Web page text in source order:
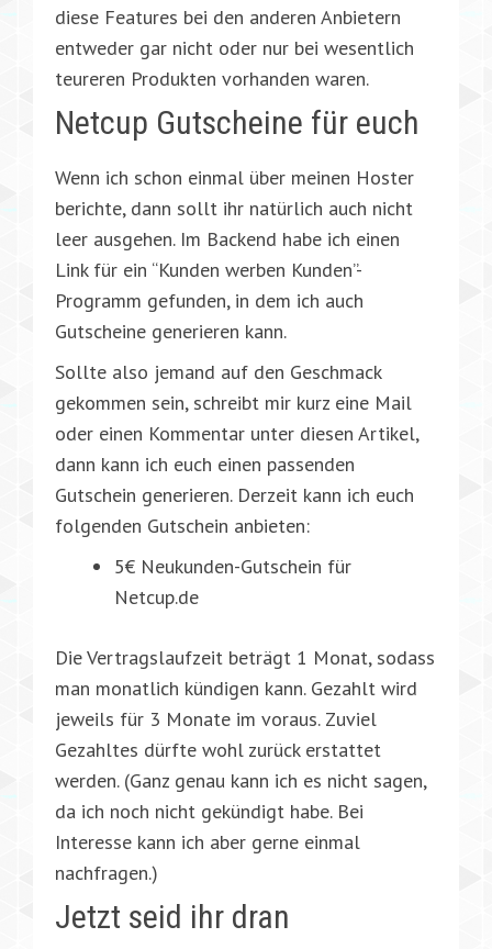
diese Features bei den anderen Anbietern
entweder gar nicht oder nur bei wesentlich
teureren Produkten vorhanden waren.
Netcup Gutscheine für euch
Wenn ich schon einmal über meinen Hoster
berichte, dann sollt ihr natürlich auch nicht
leer ausgehen. Im Backend habe ich einen
Link für ein “Kunden werben Kunden”-
Programm gefunden, in dem ich auch
Gutscheine generieren kann.
Sollte also jemand auf den Geschmack
gekommen sein, schreibt mir kurz eine Mail
oder einen Kommentar unter diesen Artikel,
dann kann ich euch einen passenden
Gutschein generieren. Derzeit kann ich euch
folgenden Gutschein anbieten:
5€ Neukunden-Gutschein für
Netcup.de
Die Vertragslaufzeit beträgt 1 Monat, sodass
man monatlich kündigen kann. Gezahlt wird
jeweils für 3 Monate im voraus. Zuviel
Gezahltes dürfte wohl zurück erstattet
werden. (Ganz genau kann ich es nicht sagen,
da ich noch nicht gekündigt habe. Bei
Interesse kann ich aber gerne einmal
nachfragen.)
Jetzt seid ihr dran